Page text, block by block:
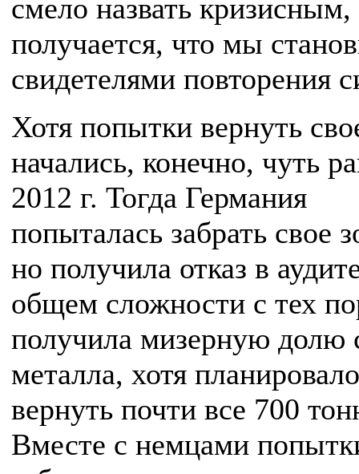
смело назвать кризисным,
получается, что мы
свидетелями повторения
Хотя попытки вернуть
начались, конечно, чуть
2012 г. Тогда Германия
попыталась забрать свое
но получила отказ в
общем сложности с тех
получила мизерную долю
металла, хотя
вернуть почти все 700
Вместе с немцами